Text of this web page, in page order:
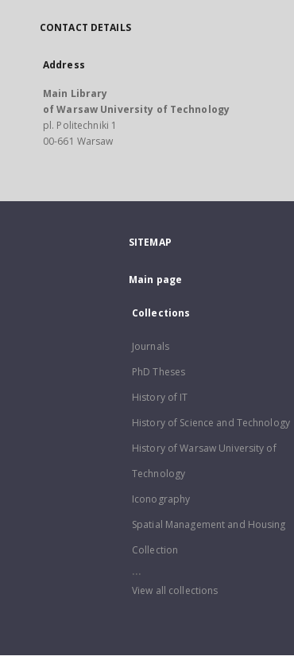
CONTACT DETAILS
Address
Main Library
of Warsaw University of Technology
pl. Politechniki 1
00-661 Warsaw
SITEMAP
Main page
Collections
Journals
PhD Theses
History of IT
History of Science and Technology
History of Warsaw University of
Technology
Iconography
Spatial Management and Housing
Collection
...
View all collections